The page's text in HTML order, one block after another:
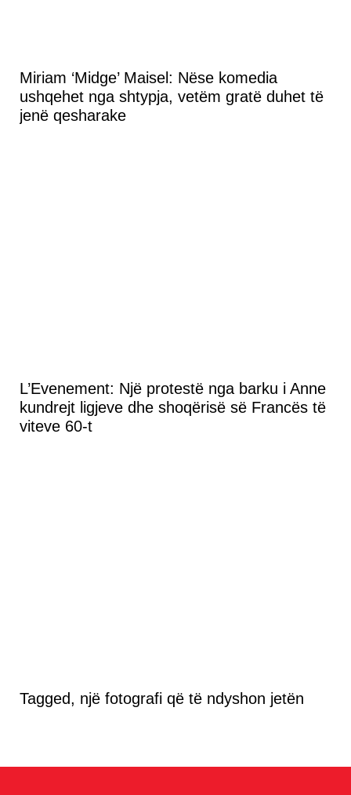
Miriam ‘Midge’ Maisel: Nëse komedia
ushqehet nga shtypja, vetëm gratë duhet të
jenë qesharake
L’Evenement: Një protestë nga barku i Anne
kundrejt ligjeve dhe shoqërisë së Francës të
viteve 60-t
Tagged, një fotografi që të ndyshon jetën